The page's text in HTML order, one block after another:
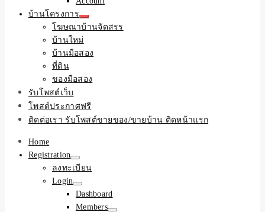
บ้านโครงการ
โฆษณาบ้านจัดสรร
บ้านใหม่
บ้านมือสอง
ที่ดิน
ของมือสอง
รับโพสต์เว็บ
โพสต์ประกาศฟรี
ติดต่อเรา รับโพสต์ขายของ/ขายบ้าน ติดหน้าแรก
Home
Registration
ลงทะเบียน
Login
Dashboard
Members